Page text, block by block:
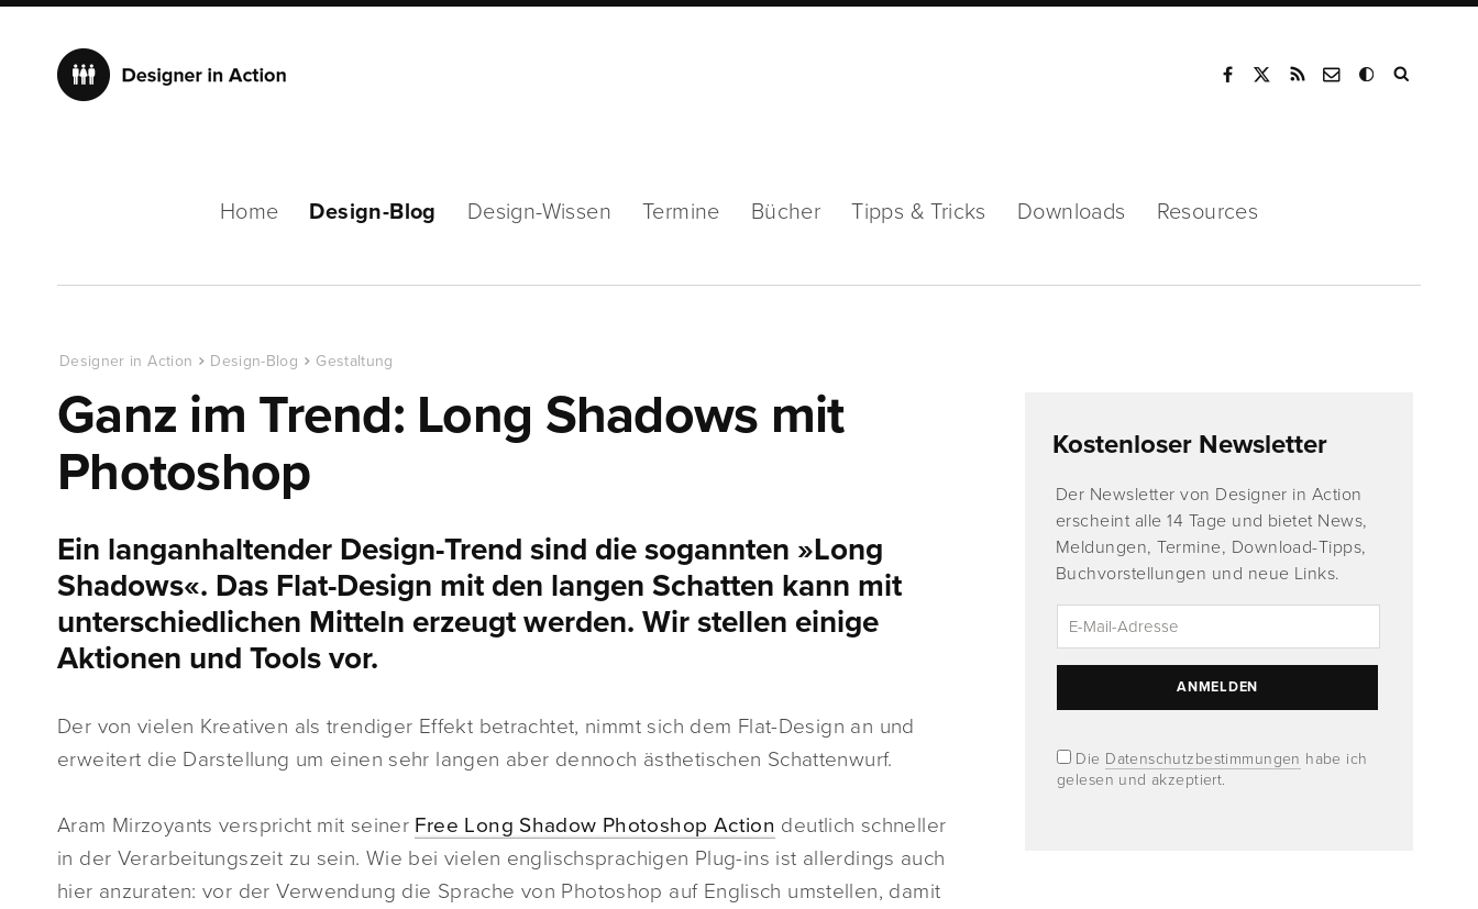
Home Design-Blog Design-Wissen Termine Bücher Tipps & Tricks Downloads Resources
Designer in Action Design-Blog Gestaltung
Ganz im Trend: Long Shadows mit
Photoshop
Ein langanhaltender Design-Trend sind die sogannten »Long
Shadows«. Das Flat-Design mit den langen Schatten kann mit
unterschiedlichen Mitteln erzeugt werden. Wir stellen einige
Aktionen und Tools vor.
Der von vielen Kreativen als trendiger Effekt betrachtet, nimmt sich dem Flat-Design an und
erweitert die Darstellung um einen sehr langen aber dennoch ästhetischen Schattenwurf.
Aram Mirzoyants verspricht mit seiner Free Long Shadow Photoshop Action deutlich schneller
in der Verarbeitungszeit zu sein. Wie bei vielen englischsprachigen Plug-ins ist allerdings auch
hier anzuraten: vor der Verwendung die Sprache von Photoshop auf Englisch umstellen, damit
Kostenloser Newsletter
Der Newsletter von Designer in Action
erscheint alle 14 Tage und bietet News,
Meldungen, Termine, Download-Tipps,
Buchvorstellungen und neue Links.
Die Datenschutzbestimmungen habe ich
gelesen und akzeptiert.